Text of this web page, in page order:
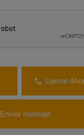
Llamar
Enviar mensaje